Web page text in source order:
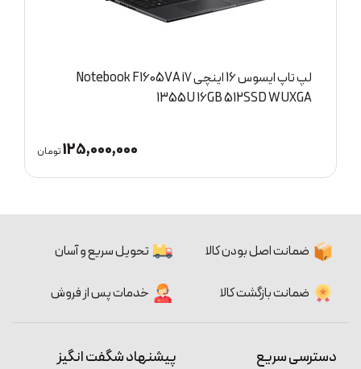
لپ تاپ ایسوس 16 اینچی Notebook F1605VA i7
1355U 16GB 512SSD WUXGA
125,000,000تومان
ضمانت اصل بودن کالا تحویل سریع و آسان
ضمانت بازگشت کالا خدمات پس از فروش
دسترسی سریع پیشنهاد شگفت انگیز